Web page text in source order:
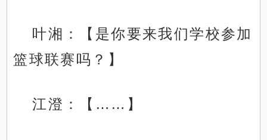
叶湘：【是你要来我们学校参加
篮球联赛吗？】
江澄：【……】